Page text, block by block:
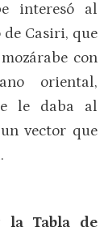
interesó al
Casiri, que
con
oriental,
le daba al
vector que
la Tabla de